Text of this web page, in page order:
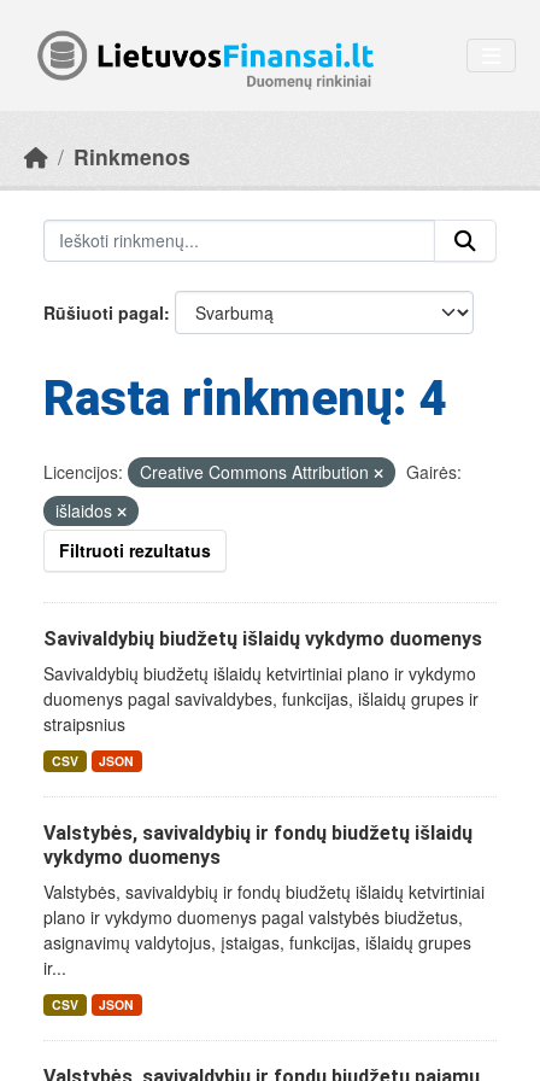
Rinkmenos
Rūšiuoti pagal
Rasta rinkmenų: 4
Licencijos: Creative Commons Attribution
Gairės:
išlaidos
Filtruoti rezultatus
Savivaldybių biudžetų išlaidų vykdymo duomenys
Savivaldybių biudžetų išlaidų ketvirtiniai plano ir vykdymo
duomenys pagal savivaldybes, funkcijas, išlaidų grupes ir
straipsnius
CSV JSON
Valstybės, savivaldybių ir fondų biudžetų išlaidų
vykdymo duomenys
Valstybės, savivaldybių ir fondų biudžetų išlaidų ketvirtiniai
plano ir vykdymo duomenys pagal valstybės biudžetus,
asignavimų valdytojus, įstaigas, funkcijas, išlaidų grupes
ir...
CSV JSON